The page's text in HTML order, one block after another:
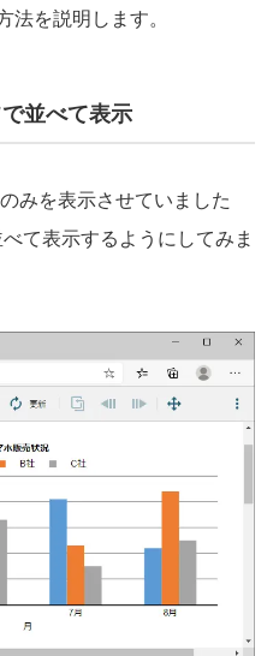
を説明します。
並べて表示
みを表示させていました
て表示するようにしてみま